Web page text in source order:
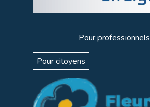
Pour professionnels
Pour citoyens